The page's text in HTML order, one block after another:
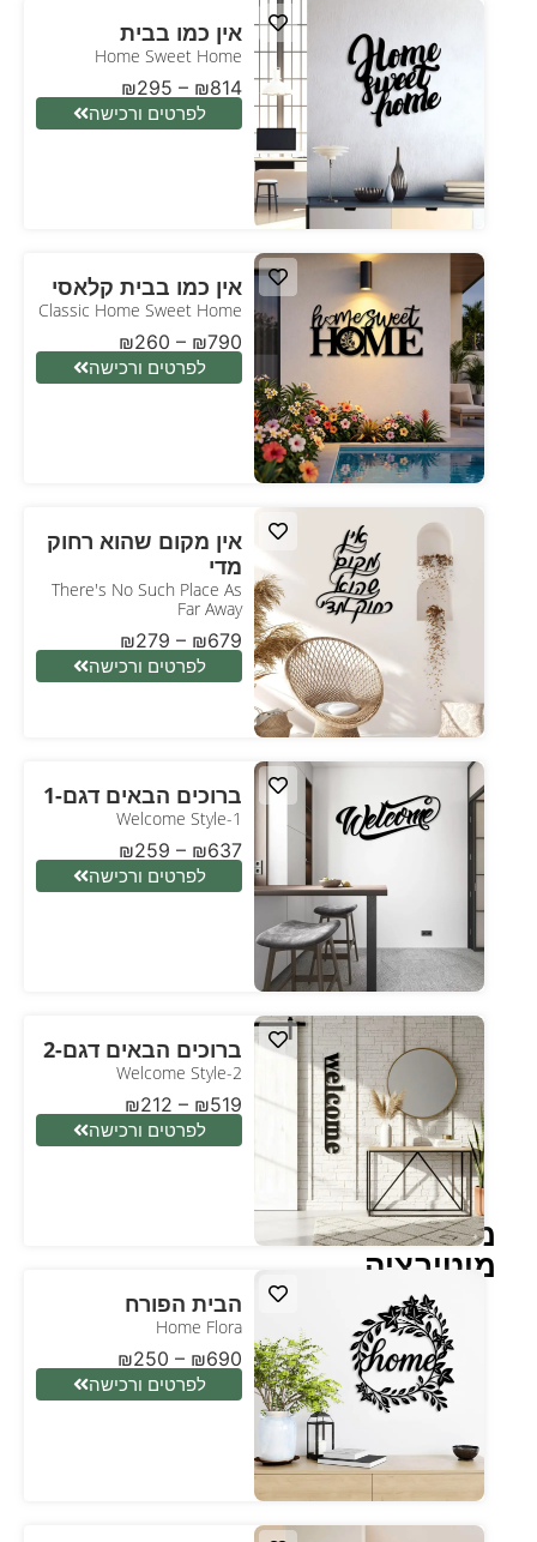
משפט
מוטיבציה
אין כמו בבית
Home Sweet Home
₪295 – ₪814
לפרטים ורכישה
אין כמו בבית קלאסי
Classic Home Sweet Home
₪260 – ₪790
לפרטים ורכישה
אין מקום שהוא רחוק
מדי
There's No Such Place As
Far Away
₪279 – ₪679
לפרטים ורכישה
ברוכים הבאים דגם-1
Welcome Style-1
₪259 – ₪637
לפרטים ורכישה
ברוכים הבאים דגם-2
Welcome Style-2
₪212 – ₪519
לפרטים ורכישה
הבית הפורח
Home Flora
₪250 – ₪690
לפרטים ורכישה